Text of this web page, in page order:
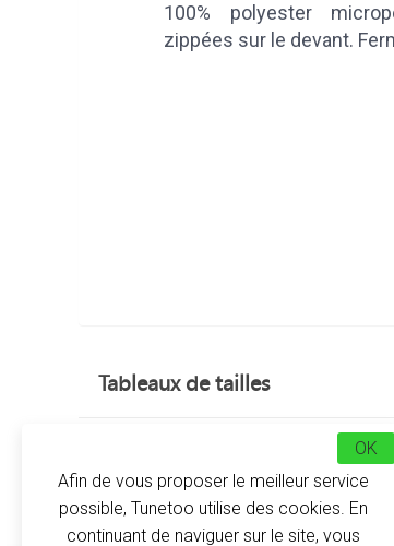
100% polyester
zippées sur le devant.
Tableaux de tailles
À propos
Afin de vous proposer le meilleur service
possible, Tunetoo utilise des cookies. En
continuant de naviguer sur le site, vous
OK